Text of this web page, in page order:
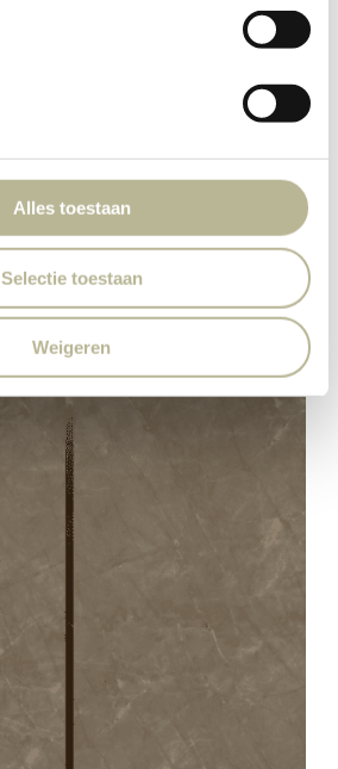
Alles toestaan
Selectie toestaan
Weigeren